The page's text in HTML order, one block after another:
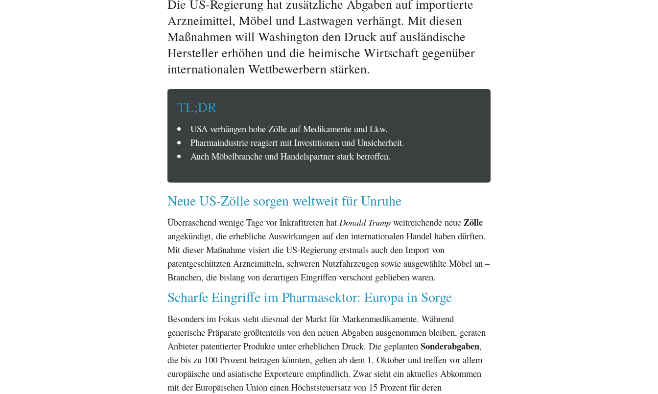
Die US-Regierung hat zusätzliche Abgaben auf importierte
Arzneimittel, Möbel und Lastwagen verhängt. Mit diesen
Maßnahmen will Washington den Druck auf ausländische
Hersteller erhöhen und die heimische Wirtschaft gegenüber
internationalen Wettbewerbern stärken.
TL;DR
USA verhängen hohe Zölle auf Medikamente und Lkw.
Pharmaindustrie reagiert mit Investitionen und Unsicherheit.
Auch Möbelbranche und Handelspartner stark betroffen.
Neue US-Zölle sorgen weltweit für Unruhe
Überraschend wenige Tage vor Inkrafttreten hat Donald Trump weitreichende neue Zölle
angekündigt, die erhebliche Auswirkungen auf den internationalen Handel haben dürften.
Mit dieser Maßnahme visiert die US-Regierung erstmals auch den Import von
patentgeschützten Arzneimitteln, schweren Nutzfahrzeugen sowie ausgewählte Möbel an –
Branchen, die bislang von derartigen Eingriffen verschont geblieben waren.
Scharfe Eingriffe im Pharmasektor: Europa in Sorge
Besonders im Fokus steht diesmal der Markt für Markenmedikamente. Während
generische Präparate größtenteils von den neuen Abgaben ausgenommen bleiben, geraten
Anbieter patentierter Produkte unter erheblichen Druck. Die geplanten Sonderabgaben,
die bis zu 100 Prozent betragen könnten, gelten ab dem 1. Oktober und treffen vor allem
europäische und asiatische Exporteure empfindlich. Zwar sieht ein aktuelles Abkommen
mit der Europäischen Union einen Höchststeuersatz von 15 Prozent für deren